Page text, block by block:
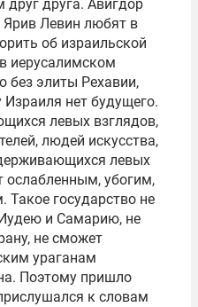
друга. Авигдор
Левин любят в
об израильской
иерусалимском
без элиты Рехавии,
нет будущего.
левых взглядов,
людей искусства,
левых
ослабленным, убогим,
государство не
и Самарию, не
не сможет
ураганам
Поэтому пришло
к словам